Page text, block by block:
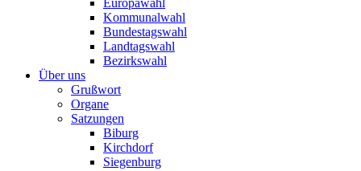
Europawahl
Kommunalwahl
Bundestagswahl
Landtagswahl
Bezirkswahl
Über uns
Grußwort
Organe
Satzungen
Biburg
Kirchdorf
Siegenburg